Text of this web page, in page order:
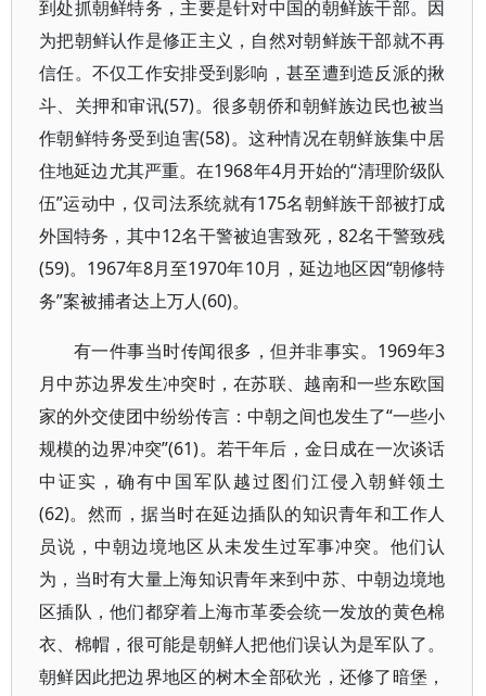
到处抓朝鲜特务，主要是针对中国的朝鲜族干部。因
为把朝鲜认作是修正主义，自然对朝鲜族干部就不再
信任。不仅工作安排受到影响，甚至遭到造反派的揪
斗、关押和审讯(57)。很多朝侨和朝鲜族边民也被当
作朝鲜特务受到迫害(58)。这种情况在朝鲜族集中居
住地延边尤其严重。在1968年4月开始的“清理阶级队
伍”运动中，仅司法系统就有175名朝鲜族干部被打成
外国特务，其中12名干警被迫害致死，82名干警致残
(59)。1967年8月至1970年10月，延边地区因“朝修特
务”案被捕者达上万人(60)。
有一件事当时传闻很多，但并非事实。1969年3
月中苏边界发生冲突时，在苏联、越南和一些东欧国
家的外交使团中纷纷传言：中朝之间也发生了“一些小
规模的边界冲突”(61)。若干年后，金日成在一次谈话
中证实，确有中国军队越过图们江侵入朝鲜领土
(62)。然而，据当时在延边插队的知识青年和工作人
员说，中朝边境地区从未发生过军事冲突。他们认
为，当时有大量上海知识青年来到中苏、中朝边境地
区插队，他们都穿着上海市革委会统一发放的黄色棉
衣、棉帽，很可能是朝鲜人把他们误认为是军队了。
朝鲜因此把边界地区的树木全部砍光，还修了暗堡，